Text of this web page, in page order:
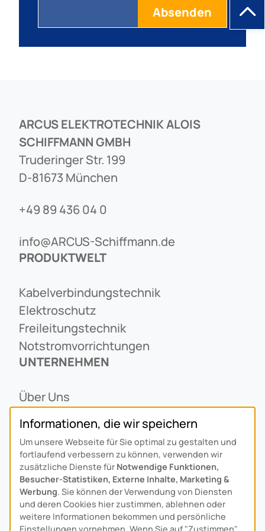
ARCUS ELEKTROTECHNIK ALOIS
SCHIFFMANN GMBH
Truderinger Str. 199
D-81673 München
+49 89 436 04 0
info@ARCUS-Schiffmann.de
PRODUKTWELT
Kabelverbindungstechnik
Elektroschutz
Freileitungstechnik
Notstromvorrichtungen
UNTERNEHMEN
Über Uns
Alois Schiffmann Stiftung
Allgemeine Lieferbedingungen
Arcus Niederlande: Bedrijfsgegevens
KONTAKT
Anfahrt
Informationen, die wir speichern
Um unsere Webseite für Sie optimal zu gestalten und
fortlaufend verbessern zu können, verwenden wir
zusätzliche Dienste für Notwendige Funktionen,
Besucher-Statistiken, Externe Inhalte, Marketing &
Werbung. Sie können der Verwendung von Diensten
und deren Cookies hier zustimmen, ablehnen oder
weitere Informationen bekommen und persönliche